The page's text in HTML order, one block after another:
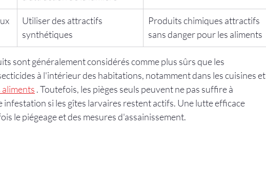
Utiliser des attractifs
synthétiques
Produits chimiques attractifs
sans danger pour les aliments
sont généralement considérés comme plus sûrs que les
à l'intérieur des habitations, notamment dans les cuisines et
aliments . Toutefois, les pièges seuls peuvent ne pas suffire à
si les gîtes larvaires restent actifs. Une lutte efficace
le piégeage et des mesures d'assainissement.